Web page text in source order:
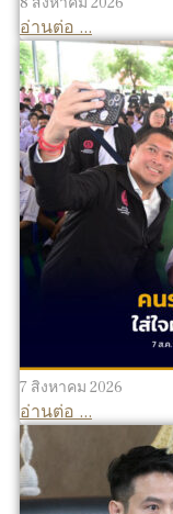
อ่านต่อ ...
7 สิงหาคม 2026
อ่านต่อ ...